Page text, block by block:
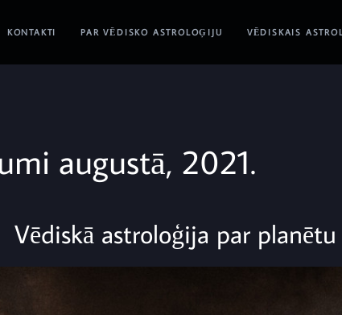
KONTAKTI PAR VĒDISKO ASTROLOĢIJU VĒDISKAIS
augustā, 2021.
Vēdiskā astroloģija par